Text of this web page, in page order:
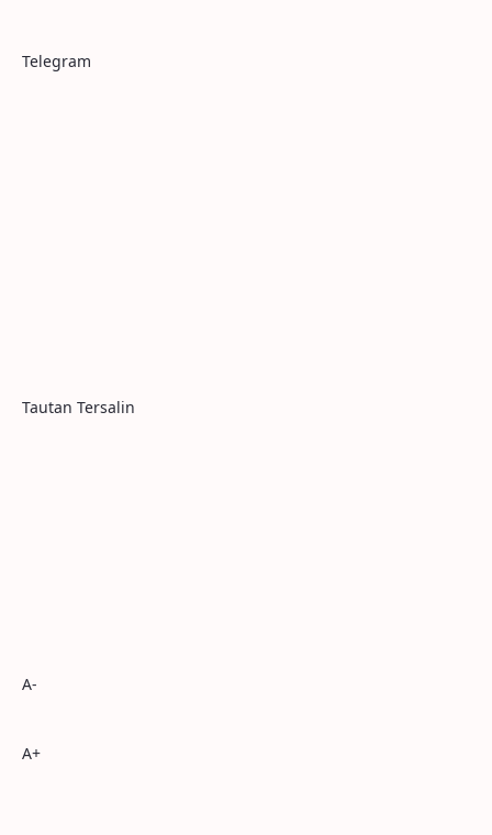
Telegram
Tautan Tersalin
A-
A+